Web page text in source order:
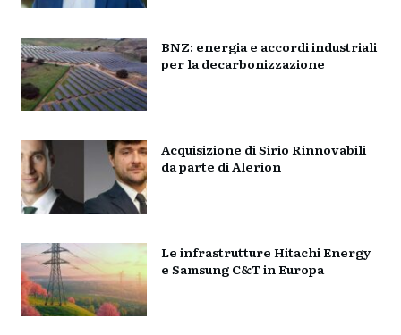
BNZ: energia e accordi industriali
per la decarbonizzazione
Acquisizione di Sirio Rinnovabili
da parte di Alerion
Le infrastrutture Hitachi Energy
e Samsung C&T in Europa